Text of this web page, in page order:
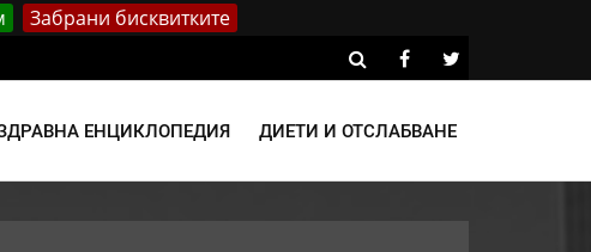
Забрани бисквитките
ЕНЦИКЛОПЕДИЯ ДИЕТИ И ОТСЛАБВАНЕ